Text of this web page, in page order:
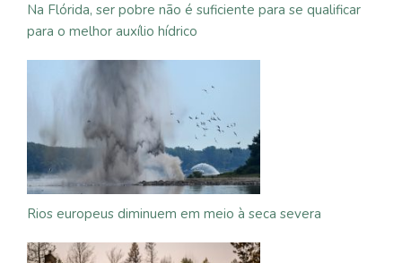
Na Flórida, ser pobre não é suficiente para se qualificar
para o melhor auxílio hídrico
Rios europeus diminuem em meio à seca severa